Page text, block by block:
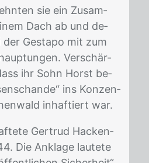
sie ein Zu­sam­
Dach ab und de­
Ge­sta­po mit zum
Ver­schär­
ihr Sohn Horst be­
ins Kon­zen­
in­haf­tiert war.
Ger­trud Ha­cken­
Die An­kla­ge lau­te­te